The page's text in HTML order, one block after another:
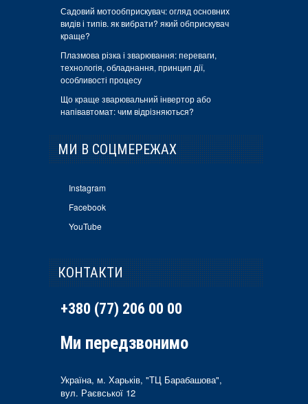
Садовий мотообприскувач: огляд основних
видів і типів. як вибрати? який обприскувач
краще?
Плазмова різка і зварювання: переваги,
технологія, обладнання, принцип дії,
особливості процесу
Що краще зварювальний інвертор або
напівавтомат: чим відрізняються?
МИ В СОЦМЕРЕЖАХ
Instagram
Facebook
YouTube
КОНТАКТИ
+380 (77) 206 00 00
Ми передзвонимо
Україна, м. Харьків, "ТЦ Барабашова",
вул. Раєвської 12